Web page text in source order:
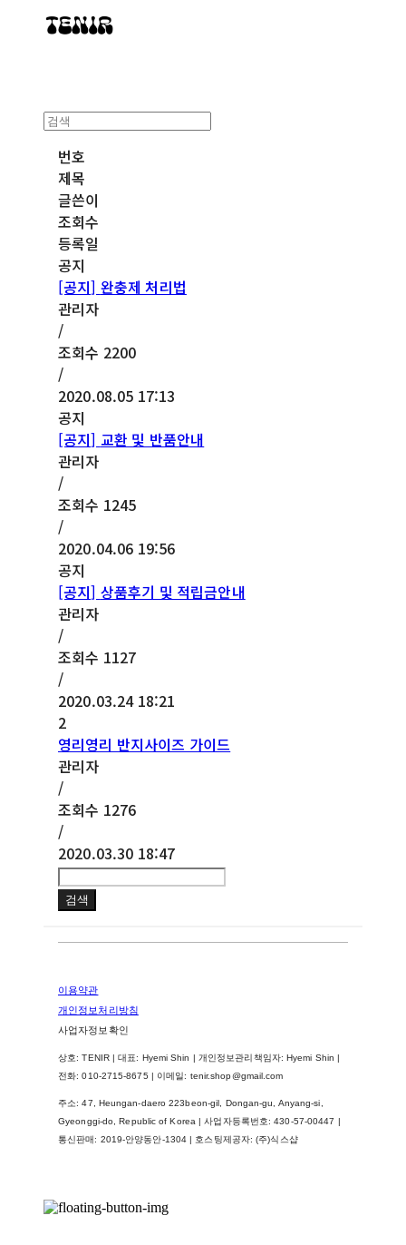
번호
제목
글쓴이
조회수
등록일
공지
[공지] 완충제 처리법
관리자
/
조회수 2200
/
2020.08.05 17:13
공지
[공지] 교환 및 반품안내
관리자
/
조회수 1245
/
2020.04.06 19:56
공지
[공지] 상품후기 및 적립금안내
관리자
/
조회수 1127
/
2020.03.24 18:21
2
영리영리 반지사이즈 가이드
관리자
/
조회수 1276
/
2020.03.30 18:47
검색
이용약관
개인정보처리방침
사업자정보확인
상호: TENIR | 대표: Hyemi Shin | 개인정보관리책임자: Hyemi Shin |
전화: 010-2715-8675 | 이메일: tenir.shop@gmail.com
주소: 47, Heungan-daero 223beon-gil, Dongan-gu, Anyang-si,
Gyeonggi-do, Republic of Korea | 사업자등록번호:430-57-00447 |
통신판매: 2019-안양동안-1304 | 호스팅제공자: (주)식스샵